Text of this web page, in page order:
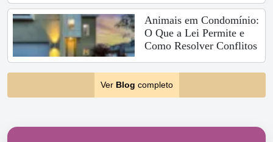
Animais em Condomínio:
O Que a Lei Permite e
Como Resolver Conflitos
Ver Blog completo